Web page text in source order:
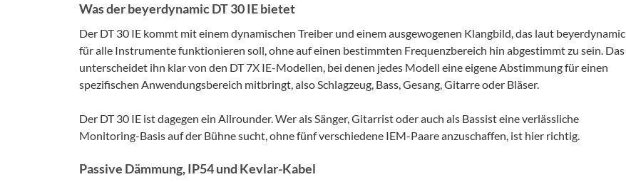
Was der beyerdynamic DT 30 IE bietet
Der DT 30 IE kommt mit einem dynamischen Treiber und einem ausgewogenen Klangbild, das laut beyerdynamic
für alle Instrumente funktionieren soll, ohne auf einen bestimmten Frequenzbereich hin abgestimmt zu sein. Das
unterscheidet ihn klar von den DT 7X IE-Modellen, bei denen jedes Modell eine eigene Abstimmung für einen
spezifischen Anwendungsbereich mitbringt, also Schlagzeug, Bass, Gesang, Gitarre oder Bläser.
Der DT 30 IE ist dagegen ein Allrounder. Wer als Sänger, Gitarrist oder auch als Bassist eine verlässliche
Monitoring-Basis auf der Bühne sucht, ohne fünf verschiedene IEM-Paare anzuschaffen, ist hier richtig.
Passive Dämmung, IP54 und Kevlar-Kabel